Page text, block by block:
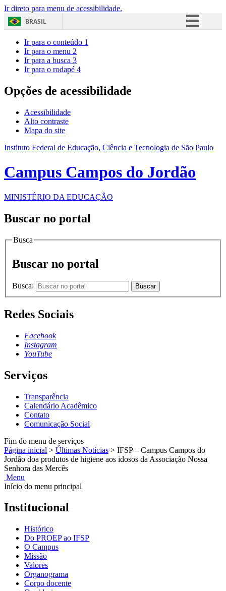
Ir direto para menu de acessibilidade.
BRASIL
Acesso à informação
Ir para o conteúdo 1
Ir para o menu 2
Ir para a busca 3
Ir para o rodapé 4
Opções de acessibilidade
Acessibilidade
Alto contraste
Mapa do site
Instituto Federal de Educação, Ciência e Tecnologia de São Paulo
Campus Campos do Jordão
MINISTÉRIO DA EDUCAÇÃO
Buscar no portal
Busca
Buscar no portal
Busca: Buscar
Redes Sociais
Facebook
Instagram
YouTube
Serviços
Transparência
Calendário Acadêmico
Contato
Comunicação Social
Fim do menu de serviços
Página inicial > Últimas Notícias > IFSP – Campus Campos do
Jordão doa produtos de higiene aos idosos da Associação Nossa
Senhora das Mercês
Menu
Início do menu principal
Institucional
Histórico
Do PROEP ao IFSP
O Campus
Missão
Valores
Organograma
Corpo docente